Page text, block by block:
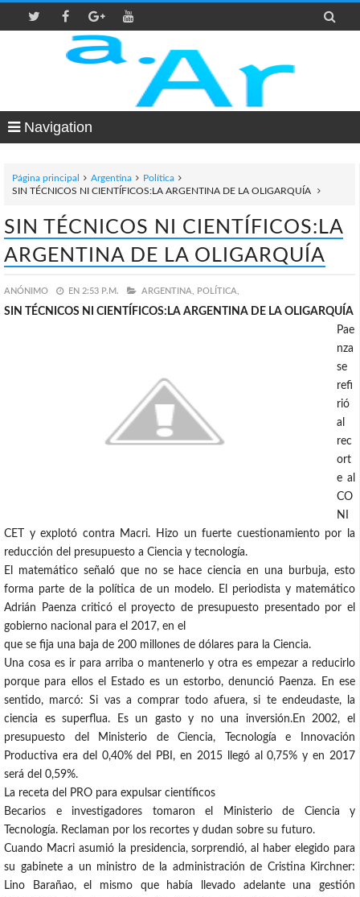

Navigation
Página principal Argentina
Política
SIN TÉCNICOS NI CIENTÍFICOS:LA ARGENTINA DE LA OLIGARQUÍA
SIN TÉCNICOS NI CIENTÍFICOS:LA
ARGENTINA DE LA OLIGARQUÍA
ANÓNIMO EN 2:53 P.M. ARGENTINA, POLÍTICA,
SIN TÉCNICOS NI CIENTÍFICOS:LA ARGENTINA DE LA OLIGARQUÍA
Pae
nza
se
refi
rió
al
rec
ort
e al
CO
NI
CET y explotó contra Macri. Hizo un fuerte cuestionamiento por la
reducción del presupuesto a Ciencia y tecnología.
El matemático señaló que no se hace ciencia en una burbuja, esto
forma parte de la política de un modelo. El periodista y matemático
Adrián Paenza criticó el proyecto de presupuesto presentado por el
gobierno nacional para el 2017, en el
que se fija una baja de 200 millones de dólares para la Ciencia.
Una cosa es ir para arriba o mantenerlo y otra es empezar a reducirlo
porque para ellos el Estado es un estorbo, denunció Paenza. En ese
sentido, marcó: Si vas a comprar todo afuera, si te endeudaste, la
ciencia es superflua. Es un gasto y no una inversión.En 2002, el
presupuesto del Ministerio de Ciencia, Tecnología e Innovación
Productiva era del 0,40% del PBI, en 2015 llegó al 0,75% y en 2017
será del 0,59%.
La receta del PRO para expulsar científicos
Becarios e investigadores tomaron el Ministerio de Ciencia y
Tecnología. Reclaman por los recortes y dudan sobre su futuro.
Cuando Macri asumió la presidencia, sorprendió, al haber elegido para
su gabinete a un ministro de la administración de Cristina Kirchner:
Lino Barañao, el mismo que había llevado adelante una gestión